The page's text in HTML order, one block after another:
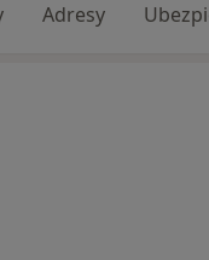
Adresy